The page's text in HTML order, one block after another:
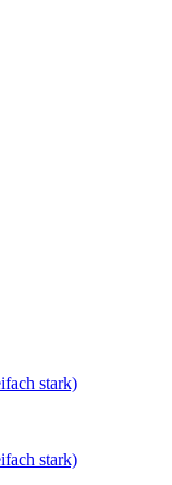
stark)
stark)